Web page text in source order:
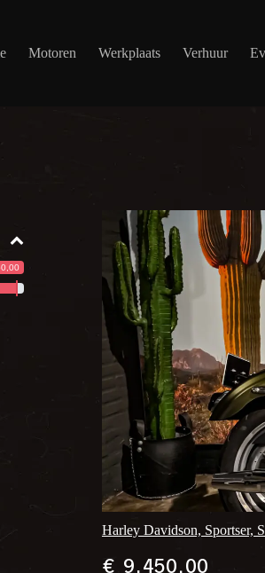
Motoren Werkplaats Verhuur
Harley Davidson, Sportser,
€9.450,00